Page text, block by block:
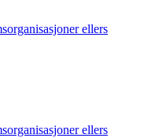
ellers
ellers